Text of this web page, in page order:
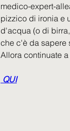
medico-expert-
pizzico di ironia e
d'acqua (o di
che c'è da sapere
Allora continuate
QUI